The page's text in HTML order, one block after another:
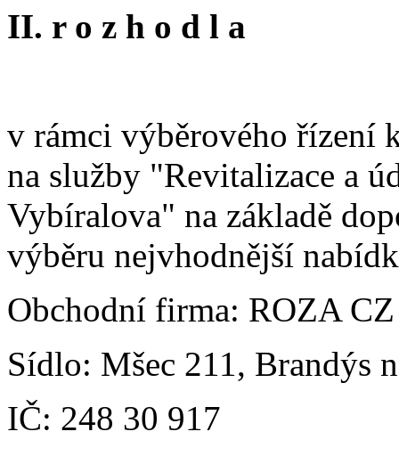
II. r o z h o d l a
v rámci výběrového řízení
na služby "Revitalizace a
Vybíralova" na základě
výběru nejvhodnější
Obchodní firma: ROZA CZ
Sídlo: Mšec 211, Brandýs
IČ: 248 30 917